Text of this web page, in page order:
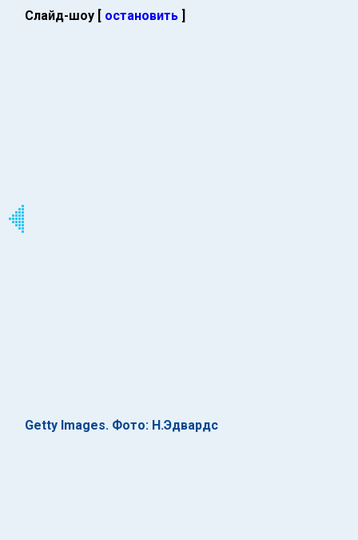
Слайд-шоу [ остановить ]
Getty Images. Фото: Н.Эдвардс